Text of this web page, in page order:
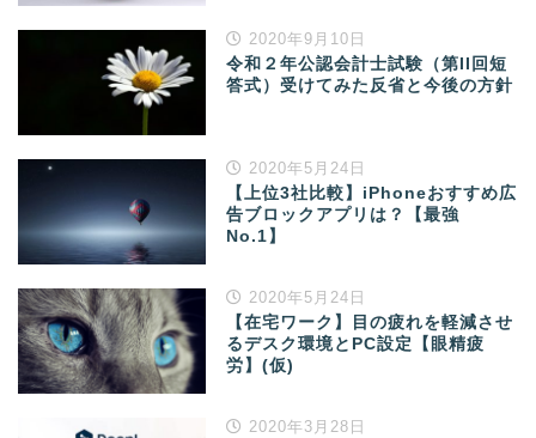
2020年9月10日
令和２年公認会計士試験（第II回短
答式）受けてみた反省と今後の方針
2020年5月24日
【上位3社比較】iPhoneおすすめ広
告ブロックアプリは？【最強
No.1】
2020年5月24日
【在宅ワーク】目の疲れを軽減させ
るデスク環境とPC設定【眼精疲
労】(仮)
2020年3月28日